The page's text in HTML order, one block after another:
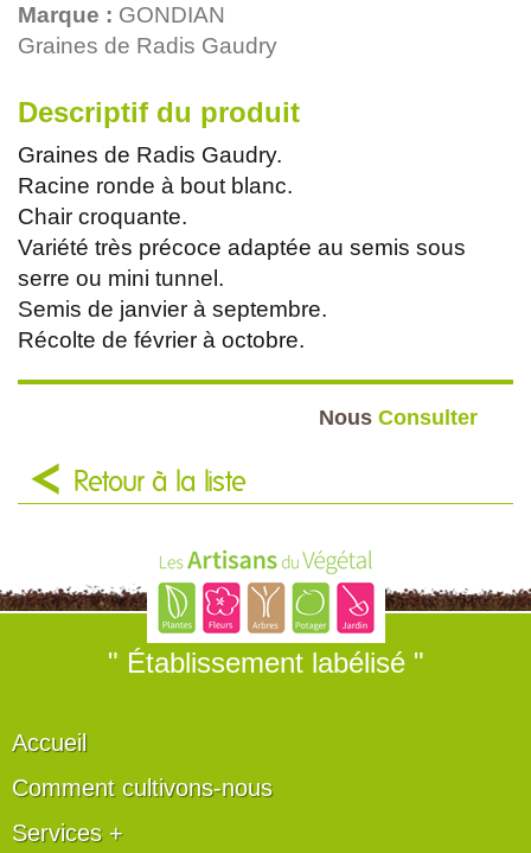
Marque : GONDIAN
Graines de Radis Gaudry
Descriptif du produit
Graines de Radis Gaudry.
Racine ronde à bout blanc.
Chair croquante.
Variété très précoce adaptée au semis sous
serre ou mini tunnel.
Semis de janvier à septembre.
Récolte de février à octobre.
Nous Consulter
Retour à la liste
" Établissement labélisé "
Accueil
Comment cultivons-nous
Services +